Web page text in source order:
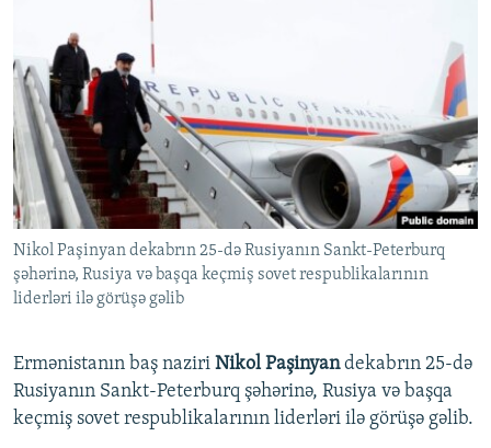
VIDEO
FOTOQALEREYA
İNFOQRAFIKA
KARIKATURA
RADIO ARXIV
OXU ZALI
AZƏRBAYCAN ƏDƏBIYYATI KITABXANASI
İSLAM VƏ DEMOKRATIYA
İZ - MƏDƏNIYYƏT PROQRAMI
HAQQIMIZDA
MISSIYAMIZ
PEŞƏ ETIKASI VƏ JURNALISTIKA STANDARTLARIMIZ
MATERIALLARIMIZDAN ISTIFADƏ
AZADLIQRADIOSU MOBIL TELEFONUNUZDA
BIZIMLƏ ƏLAQƏ
BIZI IZLƏ
RFE/RL-in bütün saytları
Nikol Paşinyan dekabrın 25-də Rusiyanın Sankt-Peterburq
şəhərinə, Rusiya və başqa keçmiş sovet respublikalarının
liderləri ilə görüşə gəlib
Ermənistanın baş naziri Nikol Paşinyandekabrın 25-də
Rusiyanın Sankt-Peterburq şəhərinə, Rusiya və başqa
keçmiş sovet respublikalarının liderləri ilə görüşə gəlib.